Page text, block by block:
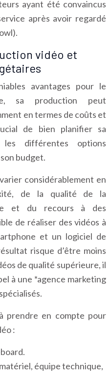
ayant été convaincus
après avoir regardé
vidéo et
avantages pour le
sa production peut
en termes de coûts et
de bien planifier sa
différentes options
budget.
considérablement en
de la qualité de la
et du recours à des
de réaliser des vidéos à
et un logiciel de
risque d’être moins
de qualité supérieure, il
à une *agence marketing
prendre en compte pour
:
équipe technique,